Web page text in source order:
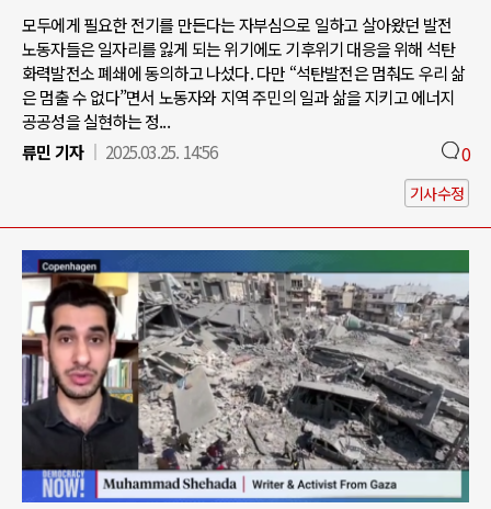
모두에게 필요한 전기를 만든다는 자부심으로 일하고 살아왔던 발전
노동자들은 일자리를 잃게 되는 위기에도 기후위기 대응을 위해 석탄
화력발전소 폐쇄에 동의하고 나섰다. 다만 “석탄발전은 멈춰도 우리 삶
은 멈출 수 없다”면서 노동자와 지역 주민의 일과 삶을 지키고 에너지
공공성을 실현하는 정...
류민 기자
2025.03.25. 14:56 0
기사수정